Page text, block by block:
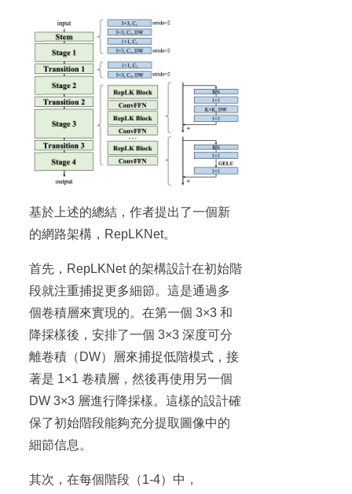
基於上述的總結，作者提出了一個新
的網路架構，RepLKNet。
首先，RepLKNet 的架構設計在初始階
段就注重捕捉更多細節。這是通過多
個卷積層來實現的。在第一個 3×3 和
降採樣後，安排了一個 3×3 深度可分
離卷積（DW）層來捕捉低階模式，接
著是 1×1 卷積層，然後再使用另一個
DW 3×3 層進行降採樣。這樣的設計確
保了初始階段能夠充分提取圖像中的
細節信息。
其次，在每個階段（1-4）中，